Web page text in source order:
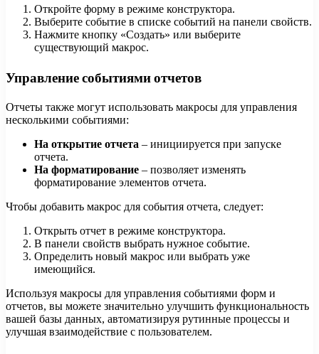
Откройте форму в режиме конструктора.
Выберите событие в списке событий на панели свойств.
Нажмите кнопку «Создать» или выберите
существующий макрос.
Управление событиями отчетов
Отчеты также могут использовать макросы для управления
несколькими событиями:
На открытие отчета – инициируется при запуске
отчета.
На форматирование – позволяет изменять
форматирование элементов отчета.
Чтобы добавить макрос для события отчета, следует:
Открыть отчет в режиме конструктора.
В панели свойств выбрать нужное событие.
Определить новый макрос или выбрать уже
имеющийся.
Используя макросы для управления событиями форм и
отчетов, вы можете значительно улучшить функциональность
вашей базы данных, автоматизируя рутинные процессы и
улучшая взаимодействие с пользователем.